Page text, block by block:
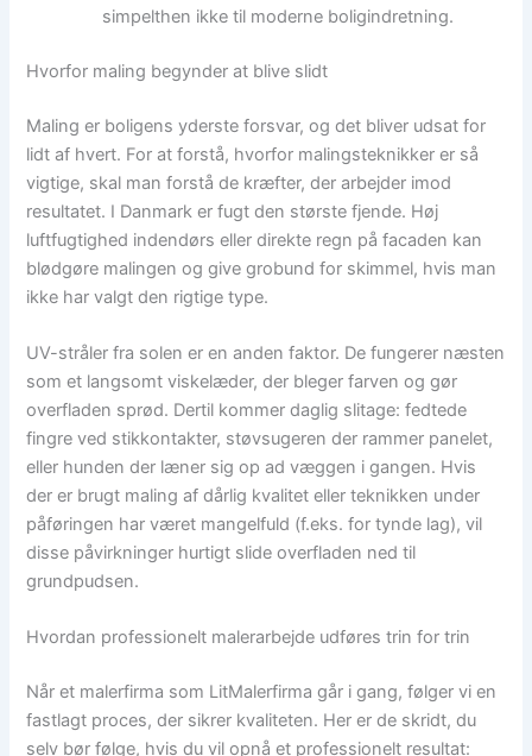
simpelthen ikke til moderne boligindretning.
Hvorfor maling begynder at blive slidt
Maling er boligens yderste forsvar, og det bliver udsat for
lidt af hvert. For at forstå, hvorfor malingsteknikker er så
vigtige, skal man forstå de kræfter, der arbejder imod
resultatet. I Danmark er fugt den største fjende. Høj
luftfugtighed indendørs eller direkte regn på facaden kan
blødgøre malingen og give grobund for skimmel, hvis man
ikke har valgt den rigtige type.
UV-stråler fra solen er en anden faktor. De fungerer næsten
som et langsomt viskelæder, der bleger farven og gør
overfladen sprød. Dertil kommer daglig slitage: fedtede
fingre ved stikkontakter, støvsugeren der rammer panelet,
eller hunden der læner sig op ad væggen i gangen. Hvis
der er brugt maling af dårlig kvalitet eller teknikken under
påføringen har været mangelfuld (f.eks. for tynde lag), vil
disse påvirkninger hurtigt slide overfladen ned til
grundpudsen.
Hvordan professionelt malerarbejde udføres trin for trin
Når et malerfirma som LitMalerfirma går i gang, følger vi en
fastlagt proces, der sikrer kvaliteten. Her er de skridt, du
selv bør følge, hvis du vil opnå et professionelt resultat: